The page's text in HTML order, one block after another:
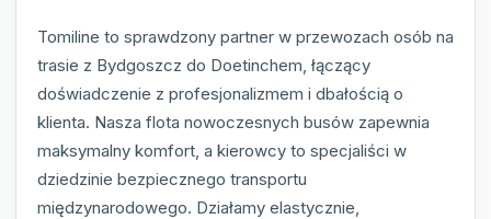
Tomiline to sprawdzony partner w przewozach osób na
trasie z Bydgoszcz do Doetinchem, łączący
doświadczenie z profesjonalizmem i dbałością o
klienta. Nasza flota nowoczesnych busów zapewnia
maksymalny komfort, a kierowcy to specjaliści w
dziedzinie bezpiecznego transportu
międzynarodowego. Działamy elastycznie,